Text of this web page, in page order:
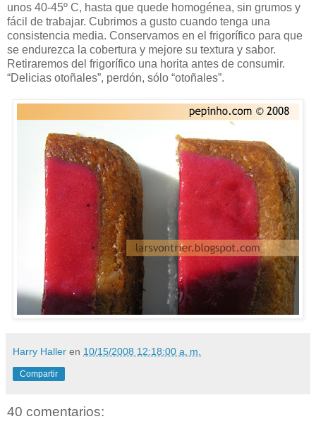
unos 40-45º C, hasta que quede homogénea, sin grumos y
fácil de trabajar. Cubrimos a gusto cuando tenga una
consistencia media. Conservamos en el frigorífico para que
se endurezca la cobertura y mejore su textura y sabor.
Retiraremos del frigorífico una horita antes de consumir.
“Delicias otoñales”, perdón, sólo “otoñales”.
Harry Haller en 10/15/2008 12:18:00 a. m.
Compartir
40 comentarios: